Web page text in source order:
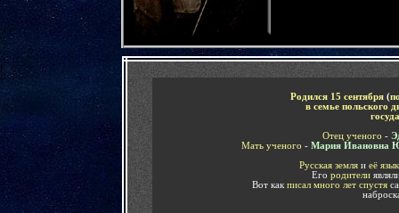
Родился 15 сентября (
в семье польского
Отец ученого -
Мать ученого - Мария Ивановна
Русская земля и её язык
Его родители
Вот как писал много лет спустя